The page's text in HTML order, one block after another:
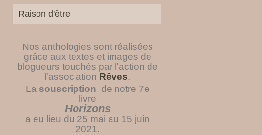
Raison d'être
Nos anthologies sont réalisées
grâce aux textes et images de
blogueurs touchés par l'action de
l'association Rêves.
La souscription de notre 7e
livre
Horizons
a eu lieu du 25 mai au 15 juin
2021.